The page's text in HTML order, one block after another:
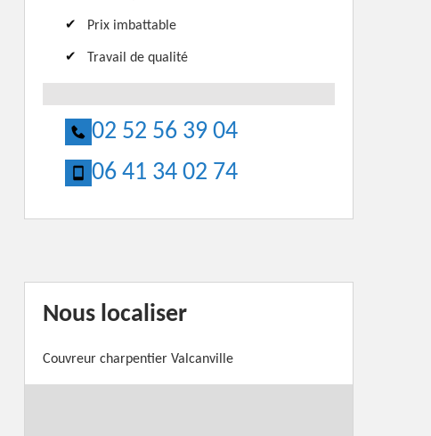
Prix imbattable
Travail de qualité
02 52 56 39 04
06 41 34 02 74
Nous localiser
Couvreur charpentier Valcanville